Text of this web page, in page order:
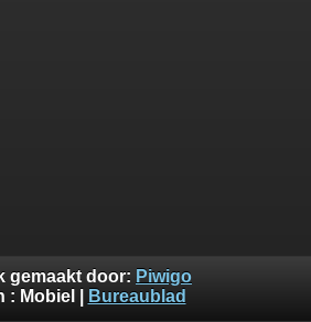
gemaakt door: Piwigo
: Mobiel Bureaublad